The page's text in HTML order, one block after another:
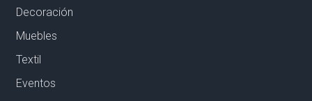
Decoración
Muebles
Textil
Eventos